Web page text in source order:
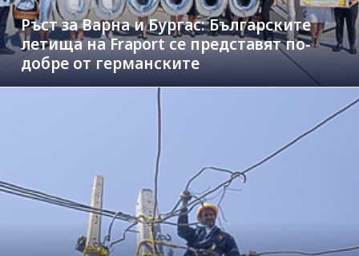
Ръст за Варна и Бургас: Българските
летища на Fraport се представят по-
добре от германските